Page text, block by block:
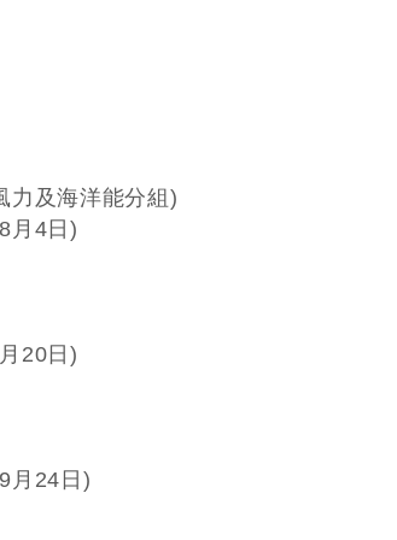
力及海洋能分組)
月4日)
20日)
月24日)